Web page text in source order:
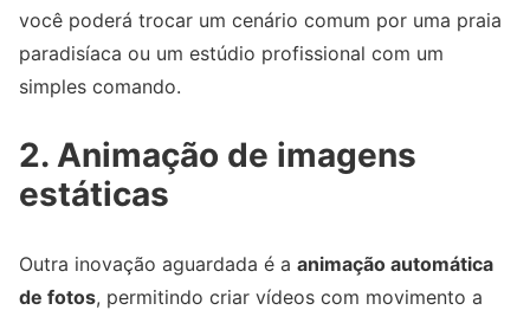
você poderá trocar um cenário comum por uma praia
paradisíaca ou um estúdio profissional com um
simples comando.
2. Animação de imagens
estáticas
Outra inovação aguardada é a animação automática
de fotos, permitindo criar vídeos com movimento a